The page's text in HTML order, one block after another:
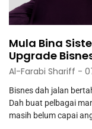
Mula Bina
Upgrade
Al-Farabi Shariff
Bisnes dah jalan
Dah buat pelbagai
masih belum capai